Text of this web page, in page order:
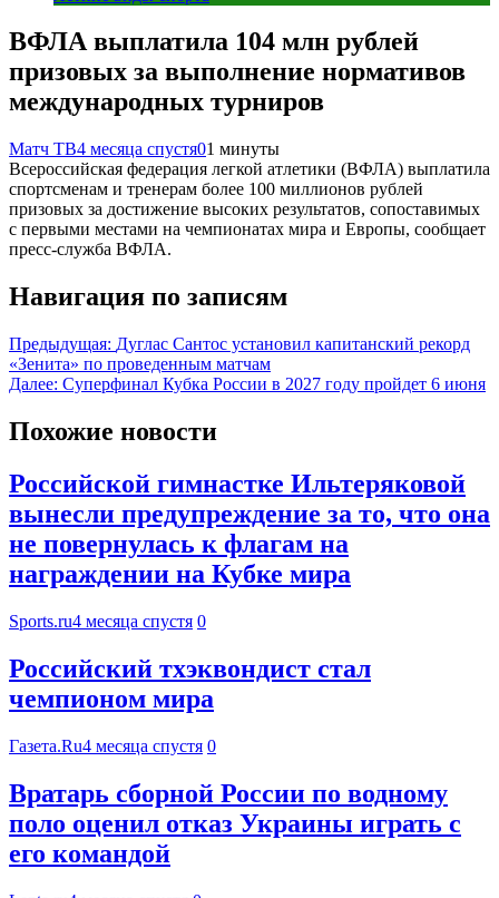
ВФЛА выплатила 104 млн рублей
призовых за выполнение нормативов
международных турниров
Матч ТВ4 месяца спустя01 минуты
Всероссийская федерация легкой атлетики (ВФЛА) выплатила
спортсменам и тренерам более 100 миллионов рублей
призовых за достижение высоких результатов, сопоставимых
с первыми местами на чемпионатах мира и Европы, сообщает
пресс‑служба ВФЛА.
Навигация по записям
Предыдущая: Дуглас Сантос установил капитанский рекорд
«Зенита» по проведенным матчам
Далее: Суперфинал Кубка России в 2027 году пройдет 6 июня
Похожие новости
Российской гимнастке Ильтеряковой
вынесли предупреждение за то, что она
не повернулась к флагам на
награждении на Кубке мира
Sports.ru4 месяца спустя 0
Российский тхэквондист стал
чемпионом мира
Газета.Ru4 месяца спустя 0
Вратарь сборной России по водному
поло оценил отказ Украины играть с
его командой